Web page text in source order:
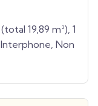
19,89 m²), 1
Non